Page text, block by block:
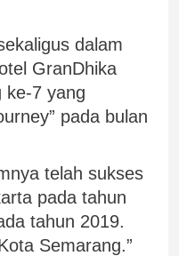
dalam
GranDhika
ke-7 yang
pada bulan
telah sukses
pada tahun
tahun 2019.
Semarang.”